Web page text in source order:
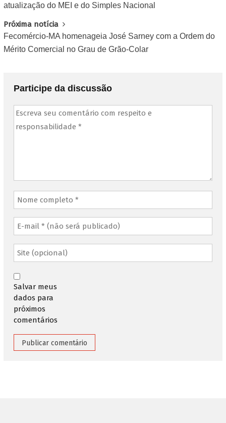
atualização do MEI e do Simples Nacional
Próxima notícia
Fecomércio-MA homenageia José Sarney com a Ordem do
Mérito Comercial no Grau de Grão-Colar
Participe da discussão
Salvar meus
dados para
próximos
comentários